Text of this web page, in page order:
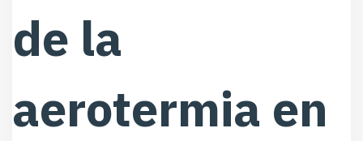
de la
aerotermia en